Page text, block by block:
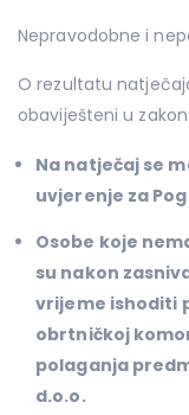
Nepravodobne i
O rezultatu
obaviješteni u
Na natječaj se
uvjerenje za
Osobe koje
su nakon
vrijeme ishoditi
obrtničkoj
polaganja
d.o.o.